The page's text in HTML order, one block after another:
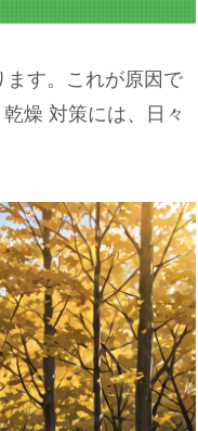
す。これが原因で
燥 対策には、日々